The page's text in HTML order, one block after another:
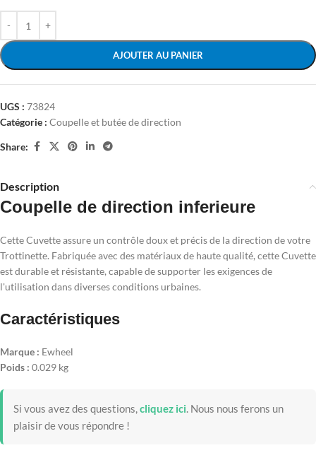
AJOUTER AU PANIER
UGS : 73824
Catégorie : Coupelle et butée de direction
Share:
Description
Coupelle de direction inferieure
Cette Cuvette assure un contrôle doux et précis de la direction de votre
Trottinette. Fabriquée avec des matériaux de haute qualité, cette Cuvette
est durable et résistante, capable de supporter les exigences de
l'utilisation dans diverses conditions urbaines.
Caractéristiques
Marque : Ewheel
Poids : 0.029 kg
Si vous avez des questions,cliquez ici. Nous nous ferons un
plaisir de vous répondre !